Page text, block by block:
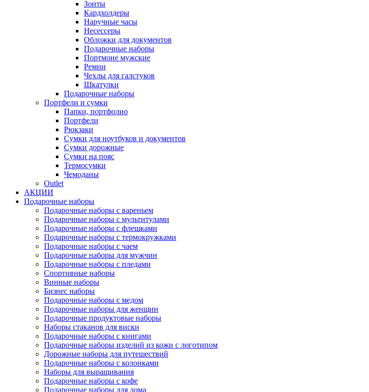
Зонты
Кардхолдеры
Наручные часы
Несессеры
Обложки для документов
Подарочные наборы
Портмоне мужские
Ремни
Чехлы для галстуков
Шкатулки
Подарочные наборы
Портфели и сумки
Папки, портфолио
Портфели
Рюкзаки
Сумки для ноутбуков и документов
Сумки дорожные
Сумки на пояс
Термосумки
Чемоданы
Outlet
АКЦИИ
Подарочные наборы
Подарочные наборы с вареньем
Подарочные наборы с мультитулами
Подарочные наборы с флешками
Подарочные наборы с термокружками
Подарочные наборы с чаем
Подарочные наборы для мужчин
Подарочные наборы с пледами
Спортивные наборы
Винные наборы
Бизнес наборы
Подарочные наборы с медом
Подарочные наборы для женщин
Подарочные продуктовые наборы
Наборы стаканов для виски
Подарочные наборы с книгами
Подарочные наборы изделий из кожи с логотипом
Дорожные наборы для путешествий
Подарочные наборы с колонками
Наборы для выращивания
Подарочные наборы с кофе
Подарочные наборы для дома